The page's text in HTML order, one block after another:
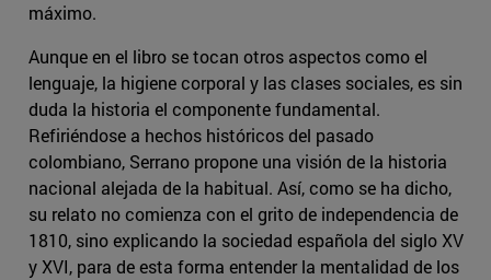
máximo.
Aunque en el libro se tocan otros aspectos como el
lenguaje, la higiene corporal y las clases sociales, es sin
duda la historia el componente fundamental.
Refiriéndose a hechos históricos del pasado
colombiano, Serrano propone una visión de la historia
nacional alejada de la habitual. Así, como se ha dicho,
su relato no comienza con el grito de independencia de
1810, sino explicando la sociedad española del siglo XV
y XVI, para de esta forma entender la mentalidad de los